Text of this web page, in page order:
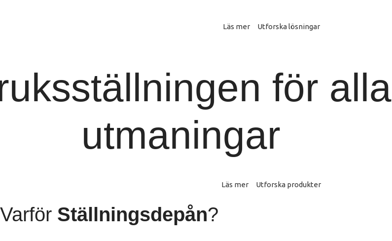
Läs mer Utforska lösningar
för alla
utmaningar
Läs mer Utforska produkter
Varför Ställningsdepån?